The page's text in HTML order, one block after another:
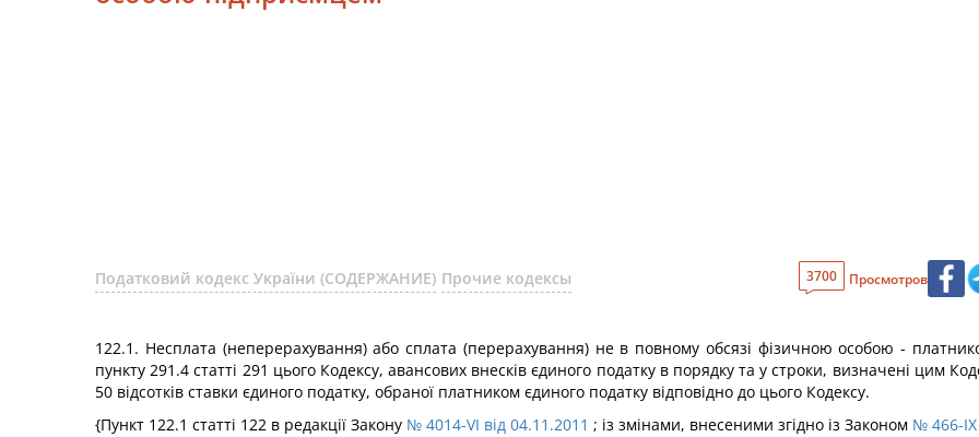
Податковий кодекс України (СОДЕРЖАНИЕ) Прочие кодексы 3700 Просмотров
122.1. Несплата (неперерахування) або сплата (перерахування) не в повному обсязі фізичною особою -
пункту 291.4 статті 291 цього Кодексу, авансових внесків єдиного податку в порядку та у строки, визначені цим
50 відсотків ставки єдиного податку, обраної платником єдиного податку відповідно до цього Кодексу.
{Пункт 122.1 статті 122 в редакції Закону № 4014-VI від 04.11.2011 ; із змінами, внесеними згідно із Законом № 466-IX